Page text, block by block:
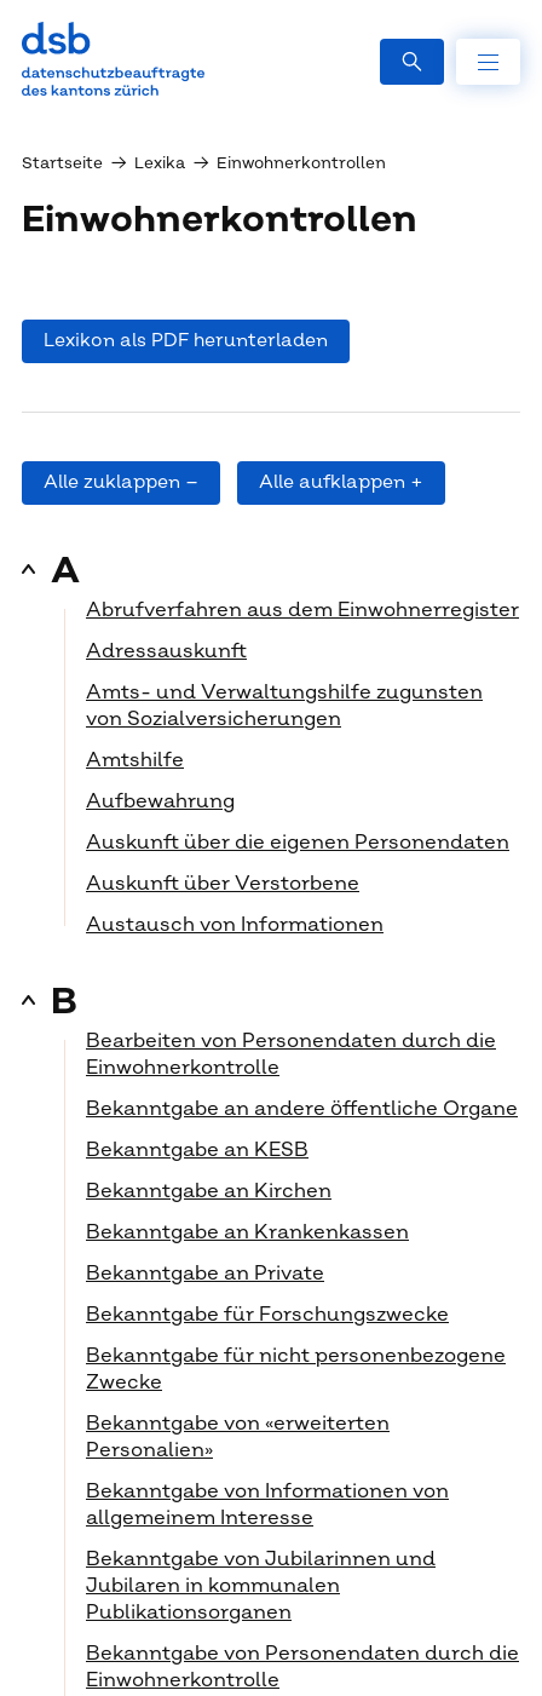
Startseite → Lexika → Einwohnerkontrollen
Ein­woh­ner­kon­trol­len
Lexikon als PDF herunterladen
Alle zuklappen – Alle aufklappen +
A
Abrufverfahren aus dem Einwohnerregister
Adressauskunft
Amts- und Verwaltungshilfe zugunsten
von Sozialversicherungen
Amtshilfe
Aufbewahrung
Auskunft über die eigenen Personendaten
Auskunft über Verstorbene
Austausch von Informationen
B
Bearbeiten von Personendaten durch die
Einwohnerkontrolle
Bekanntgabe an andere öffentliche Organe
Bekanntgabe an KESB
Bekanntgabe an Kirchen
Bekanntgabe an Krankenkassen
Bekanntgabe an Private
Bekanntgabe für Forschungszwecke
Bekanntgabe für nicht personenbezogene
Zwecke
Bekanntgabe von «erweiterten
Personalien»
Bekanntgabe von Informationen von
allgemeinem Interesse
Bekanntgabe von Jubilarinnen und
Jubilaren in kommunalen
Publikationsorganen
Bekanntgabe von Personendaten durch die
Einwohnerkontrolle